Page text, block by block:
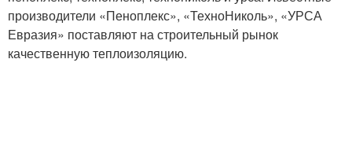
производители «Пеноплекс», «ТехноНиколь», «УРСА
Евразия» поставляют на строительный рынок
качественную теплоизоляцию.